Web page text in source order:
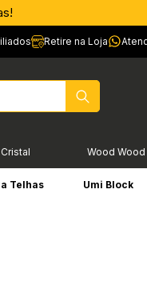
Retire na Loja
Cristal Wood Wood
Telhas Umi Block